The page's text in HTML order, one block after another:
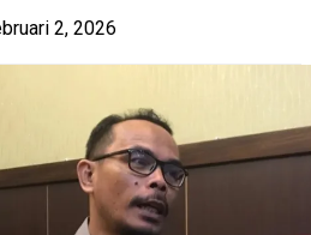
2, 2026